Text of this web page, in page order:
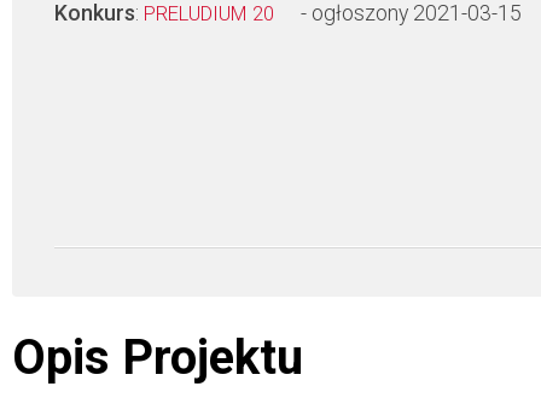
Konkurs: PRELUDIUM 20 - ogłoszony 2021-03-15
Opis Projektu